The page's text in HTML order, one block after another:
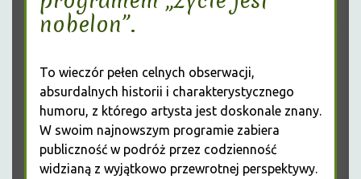
nobelon”.
To wieczór pełen celnych obserwacji,
absurdalnych historii i charakterystycznego
humoru, z którego artysta jest doskonale znany.
W swoim najnowszym programie zabiera
publiczność w podróż przez codzienność
widzianą z wyjątkowo przewrotnej perspektywy.